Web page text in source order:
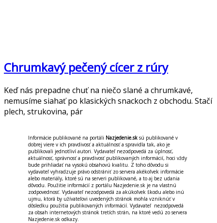
Chrumkavý pečený cícer z rúry
Keď nás prepadne chuť na niečo slané a chrumkavé,
nemusíme siahať po klasických snackoch z obchodu. Stačí
plech, strukovina, pár
Informácie publikované na portáli Nazjedenie.sk sú publikované v
dobrej viere v ich pravdivosť a aktuálnosť a spravidla tak, ako je
publikovali jednotliví autori. Vydavateľ nezodpovedá za úplnosť,
aktuálnosť, správnosť a pravdivosť publikovaných informácií, hoci vždy
bude prihliadať na vysokú obsahovú kvalitu. Z toho dôvodu si
vydavateľ vyhradzuje právo odstrániť zo servera akékoľvek informácie
alebo materiály, ktoré sú na serveri publikované, a to aj bez udania
dôvodu. Použitie informácií z portálu Nazjedenie.sk je na vlastnú
zodpovednosť. Vydavateľ nezodpovedá za akúkoľvek škodu alebo inú
ujmu, ktorá by užívateľovi uvedených stránok mohla vzniknúť v
dôsledku použitia publikovaných informácií. Vydavateľ nezodpovedá
za obsah internetových stránok tretích strán, na ktoré vedú zo servera
Nazjedenie.sk odkazy.